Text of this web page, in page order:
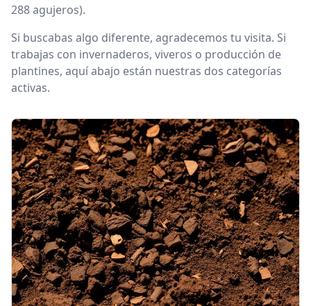
288 agujeros).
Si buscabas algo diferente, agradecemos tu visita. Si
trabajas con invernaderos, viveros o producción de
plantines, aquí abajo están nuestras dos categorías
activas.